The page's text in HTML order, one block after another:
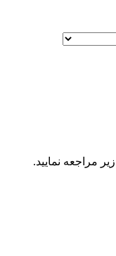
مراجعه نمایید.